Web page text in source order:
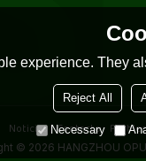
Noticias Contacto
© 2026 HANGZHOU
experience. They
Reject All
Necessary